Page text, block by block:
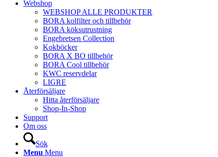
Webshop
WEBSHOP ALLE PRODUKTER
BORA kolfilter och tillbehör
BORA köksutrustning
Engebretsen Collection
Kokböcker
BORA X BO tillbehör
BORA Cool tillbehör
KWC reservdelar
LIGRE
Återförsäljare
Hitta återförsäljare
Shop-In-Shop
Support
Om oss
Sök
Menu Menu